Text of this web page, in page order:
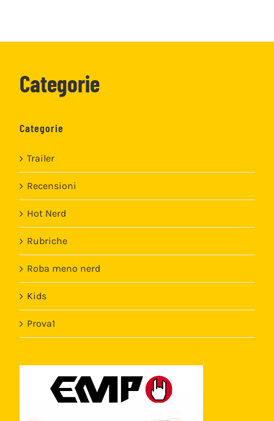
Categorie
Categorie
Trailer
Recensioni
Hot Nerd
Rubriche
Roba meno nerd
Kids
Prova1